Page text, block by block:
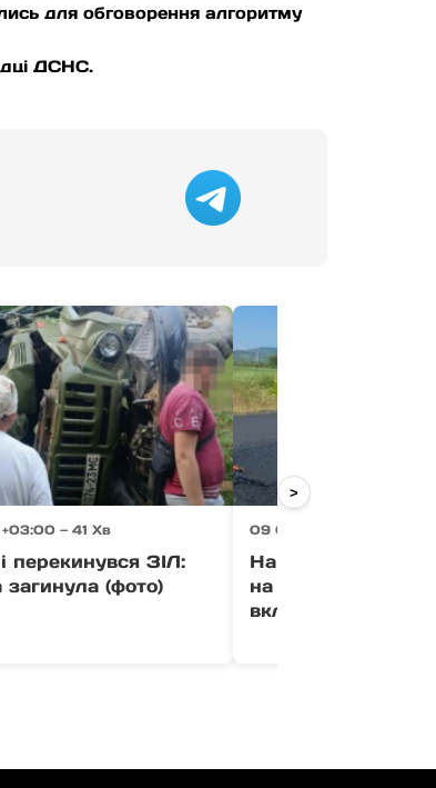
для обговорення алгоритму
ДСНС.
— 41 Хв
перекинувся ЗІЛ:
(фото)
09 Серпня 2026 +03:00
На Хустщині
на окремих
вкладають новий
>